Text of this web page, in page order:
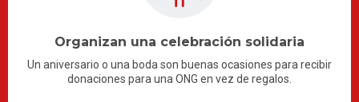
Organizan una celebración solidaria
Un aniversario o una boda son buenas ocasiones para recibir
donaciones para una ONG en vez de regalos.